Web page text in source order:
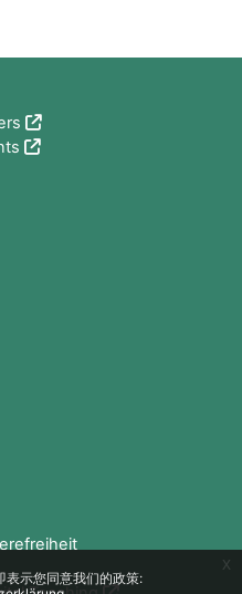
表示您同意我们的政策:
x